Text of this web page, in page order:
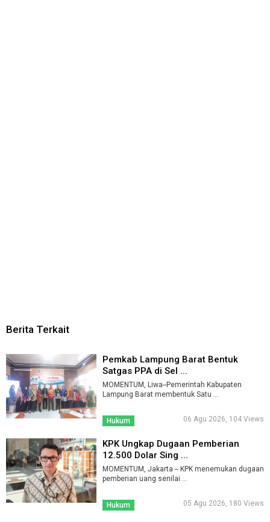
Berita Terkait
Pemkab Lampung Barat Bentuk
Satgas PPA di Sel ...
MOMENTUM, Liwa--Pemerintah Kabupaten
Lampung Barat membentuk Satu ...
Hukum 06 Agu 2026, 104 Views
KPK Ungkap Dugaan Pemberian
12.500 Dolar Sing ...
MOMENTUM, Jakarta -- KPK menemukan dugaan
pemberian uang senilai ...
Hukum 05 Agu 2026, 180 Views